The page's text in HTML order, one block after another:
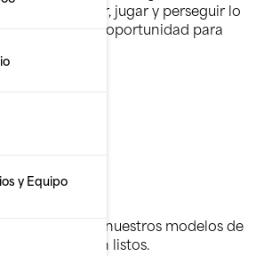
y Equipo
a explorar, jugar y perseguir lo
es una oportunidad para
a lo
que venga, nuestros modelos de
estarán listos.